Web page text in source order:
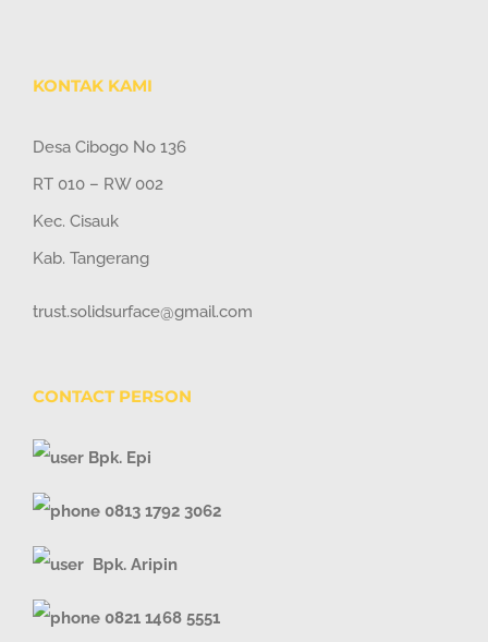
KONTAK KAMI
Desa Cibogo No 136
RT 010 – RW 002
Kec. Cisauk
Kab. Tangerang
trust.solidsurface@gmail.com
CONTACT PERSON
Bpk. Epi
0813 1792 3062
Bpk. Aripin
0821 1468 5551